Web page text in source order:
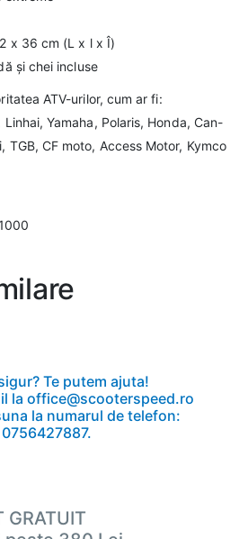
x 36 cm (L x l x Î)
și chei incluse
ATV-urilor, cum ar fi:
Yamaha, Polaris, Honda, Can-
TGB, CF moto, Access Motor, Kymco
Te putem ajuta!
la office@scooterspeed.ro
la numarul de telefon:
0756427887.
GRATUIT